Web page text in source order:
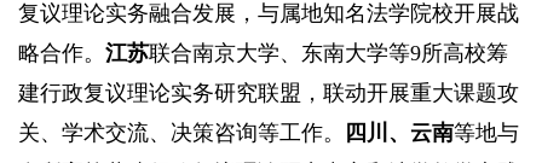
复议理论实务融合发展，与属地知名法学院校开展战
略合作。 江苏联合南京大学、东南大学等9所高校筹
建行政复议理论实务研究联盟，联动开展重大课题攻
关、学术交流、决策咨询等工作。
四川、云南等地与